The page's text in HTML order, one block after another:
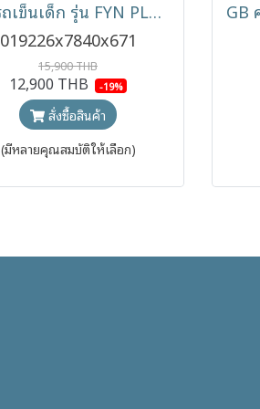
GB รถเข็นเด็ก รุ่น FYN PLUS พับเล็ก น้ำหนักเบา โครงบาง ใช้ได้ตั้งแต่แรกเกิด - 4ปี
019226x7840x671
15,900 THB
12,900 THB -19%
สั่งซื้อสินค้า
(มีหลายคุณสมบัติให้เลือก)